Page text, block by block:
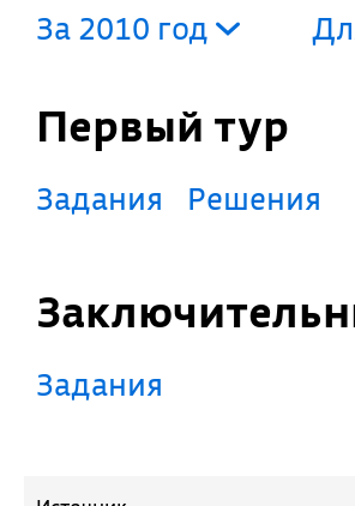
За 2010 год
Первый тур
Задания Решения
Задания